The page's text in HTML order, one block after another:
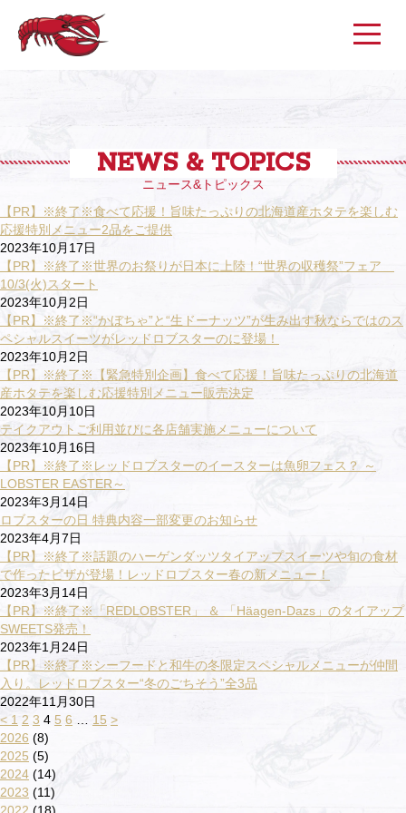
NEWS & TOPICS
ニュース&トピックス
【PR】※終了※食べて応援！旨味たっぷりの北海道産ホタテを楽しむ
応援特別メニュー2品をご提供
2023年10月17日
【PR】※終了※世界のお祭りが日本に上陸！“世界の収穫祭”フェア
10/3(火)スタート
2023年10月2日
【PR】※終了※“かぼちゃ”と“生ドーナッツ”が生み出す秋ならではのス
ペシャルスイーツがレッドロブスターのに登場！
2023年10月2日
【PR】※終了※【緊急特別企画】食べて応援！旨味たっぷりの北海道
産ホタテを楽しむ応援特別メニュー販売決定
2023年10月10日
テイクアウトご利用並びに各店舗実施メニューについて
2023年10月16日
【PR】※終了※レッドロブスターのイースターは魚卵フェス？ ～
LOBSTER EASTER～
2023年3月14日
ロブスターの日 特典内容一部変更のお知らせ
2023年4月7日
【PR】※終了※話題のハーゲンダッツタイアップスイーツや旬の食材
で作ったピザが登場！レッドロブスター春の新メニュー！
2023年3月14日
【PR】※終了※「REDLOBSTER」 ＆ 「Häagen-Dazs」のタイアップ
SWEETS発売！
2023年1月24日
【PR】※終了※シーフードと和牛の冬限定スペシャルメニューが仲間
入り。レッドロブスター“冬のごちそう”全3品
2022年11月30日
< 1 2 3 4 5 6 15 >
2026 (8)
2025 (5)
2024 (14)
2023 (11)
2022 (18)